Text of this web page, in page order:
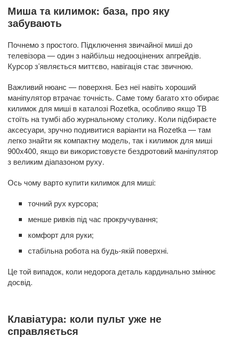
Миша та килимок: база, про яку
забувають
Почнемо з простого. Підключення звичайної миші до
телевізора — один з найбільш недооцінених апгрейдів.
Курсор з’являється миттєво, навігація стає звичною.
Важливий нюанс — поверхня. Без неї навіть хороший
маніпулятор втрачає точність. Саме тому багато хто обирає
килимок для миші в каталозі Rozetka, особливо якщо ТВ
стоїть на тумбі або журнальному столику. Коли підбираєте
аксесуари, зручно подивитися варіанти на Rozetka — там
легко знайти як компактну модель, так і килимок для миші
900х400, якщо ви використовуєте бездротовий маніпулятор
з великим діапазоном руху.
Ось чому варто купити килимок для миші:
точний рух курсора;
менше ривків під час прокручування;
комфорт для руки;
стабільна робота на будь-якій поверхні.
Це той випадок, коли недорога деталь кардинально змінює
досвід.
Клавіатура: коли пульт уже не
справляється